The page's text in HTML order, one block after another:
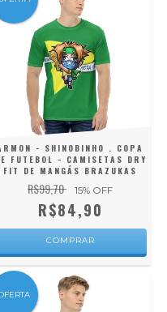
- SHINOBINHO . COPA
FUTEBOL - CAMISETAS DRY
FIT DE MANGÁS BRAZUKAS
R$99,70 15% OFF
R$84,90
COMPRAR